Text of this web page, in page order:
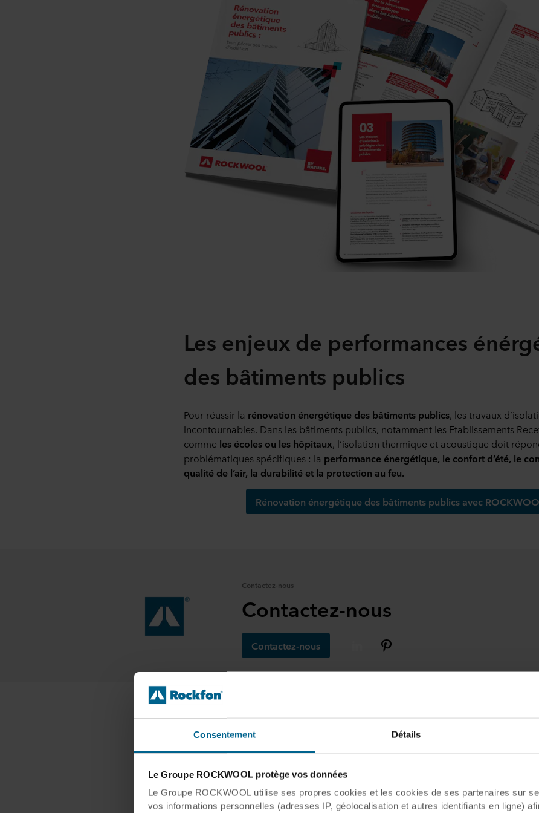
Consentement Détails
Le Groupe ROCKWOOL protège vos données
Le Groupe ROCKWOOL utilise ses propres cookies et les cookies de ses partenaires sur
vos informations personnelles (adresses IP, géolocalisation et autres identifiants en ligne)
Les enjeux de performances
des bâtiments publics
Pour réussir la rénovation énergétique des bâtiments publics, les travaux
incontournables. Dans les bâtiments publics, notamment les Etablissements
comme les écoles ou les hôpitaux, l’isolation thermique et acoustique doit
problématiques spécifiques : la performance énergétique, le confort d’été, le
qualité de l’air, la durabilité et la protection au feu.
Rénovation énergétique des bâtiments publics avec
Contactez-nous
Contactez-nous
Contactez-nous
À propos de Rockfon
Nous offrons à nos clients un système complet de plafond,
panneaux en laine de roche avec des ossatures et des accessoires.
système de plafond est un moyen rapide et simple de créer de